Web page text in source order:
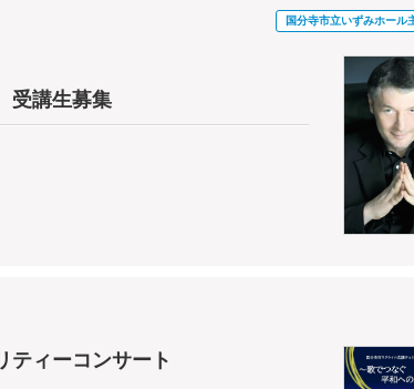
国分寺市立いずみホール
受講生募集
ティーコンサート